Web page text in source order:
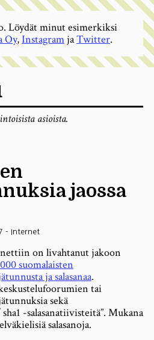
asioista.
jaossa
- Internet
on livahtanut jakoon
suomalaisten
ja salasanaa.
tai
sekä
-salasanatiivisteitä”. Mukana
salasanoja.
Löydät minut esimerkiksi
Oy,InstagramjaTwitter.